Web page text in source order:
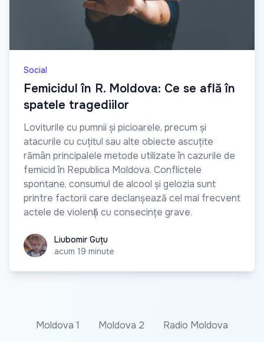
Social
Femicidul în R. Moldova: Ce se află în
spatele tragediilor
Loviturile cu pumnii și picioarele, precum și
atacurile cu cuțitul sau alte obiecte ascuțite
rămân principalele metode utilizate în cazurile de
femicid în Republica Moldova. Conflictele
spontane, consumul de alcool și gelozia sunt
printre factorii care declanșează cel mai frecvent
actele de violență cu consecințe grave.
Liubomir Guțu
Liubomir Guțu
acum 19 minute
Moldova 1 Moldova 2
Radio Moldova